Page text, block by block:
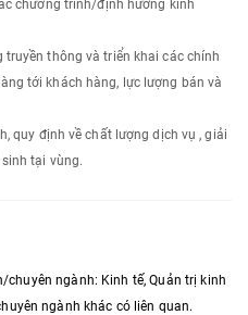
chương trình/định hướng kinh
thông và triển khai các chính
tới khách hàng, lực lượng bán và
quy định về chất lượng dịch vụ , giải
tại vùng.
ngành: Kinh tế, Quản trị kinh
ngành khác có liên quan.